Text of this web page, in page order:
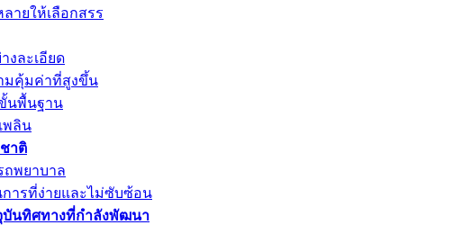
ายให้เลือกสรร
งละเอียด
มคุ้มค่าที่สูงขึ้น
นพื้นฐาน
พลิน
าติ
ถพยาบาล
ารที่ง่ายและไม่ซับซ้อน
บันทิศทางที่กำลังพัฒนา